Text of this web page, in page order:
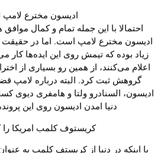
ادیسون مخترع
احتمالا با این جمله تمام و کمال
ادیسون مخترع لامپ است. اما در حقیقت
زیاد بوده که تیمش روی این ایده‌ها کار
اعلام می‌کنند، از همین رو بسیاری از
گروهش ثبت کرد. البته درباره لامپ
ادیسون، السنادرو ولتا و هامفری دیوی
دنیا امدن ادیسون روی این
کریستوف کلمب امریکا
با اینکه در دنیا از کریستف کلمب به